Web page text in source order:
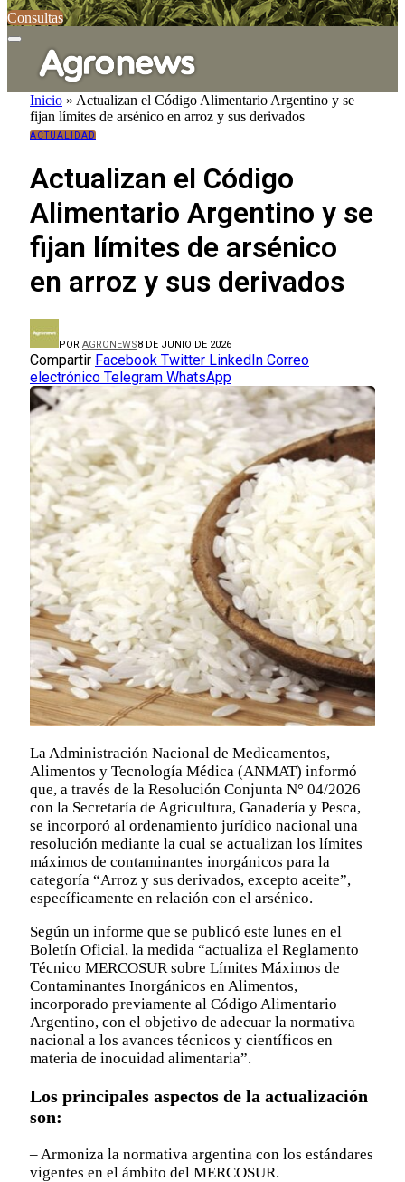
Consultas
Inicio » Actualizan el Código Alimentario Argentino y se
fijan límites de arsénico en arroz y sus derivados
ACTUALIDAD
Actualizan el Código
Alimentario Argentino y se
fijan límites de arsénico
en arroz y sus derivados
POR AGRONEWS8 DE JUNIO DE 2026
Compartir Facebook Twitter LinkedIn Correo
electrónico Telegram WhatsApp
La Administración Nacional de Medicamentos,
Alimentos y Tecnología Médica (ANMAT) informó
que, a través de la Resolución Conjunta N° 04/2026
con la Secretaría de Agricultura, Ganadería y Pesca,
se incorporó al ordenamiento jurídico nacional una
resolución mediante la cual se actualizan los límites
máximos de contaminantes inorgánicos para la
categoría “Arroz y sus derivados, excepto aceite”,
específicamente en relación con el arsénico.
Según un informe que se publicó este lunes en el
Boletín Oficial, la medida “actualiza el Reglamento
Técnico MERCOSUR sobre Límites Máximos de
Contaminantes Inorgánicos en Alimentos,
incorporado previamente al Código Alimentario
Argentino, con el objetivo de adecuar la normativa
nacional a los avances técnicos y científicos en
materia de inocuidad alimentaria”.
Los principales aspectos de la actualización
son:
– Armoniza la normativa argentina con los estándares
vigentes en el ámbito del MERCOSUR.